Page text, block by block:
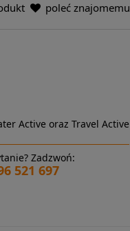
poleć znajomemu
Active oraz Travel Active
Zadzwoń:
521 697